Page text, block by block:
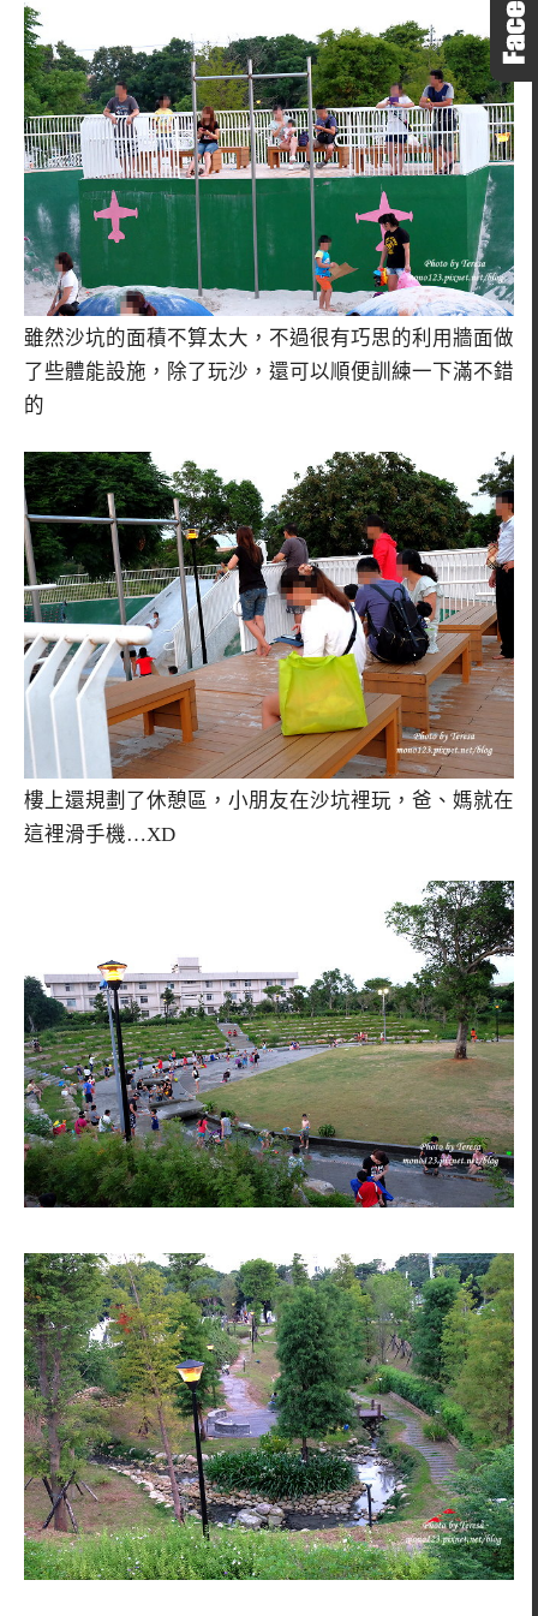
雖然沙坑的面積不算太大，不過很有巧思的利用牆面做
了些體能設施，除了玩沙，還可以順便訓練一下滿不錯
的
樓上還規劃了休憩區，小朋友在沙坑裡玩，爸、媽就在
這裡滑手機…XD